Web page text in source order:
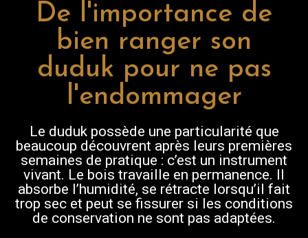
De l'importance de
bien ranger son
duduk pour ne pas
l'endommager
Le duduk possède une particularité que
beaucoup découvrent après leurs premières
semaines de pratique : c’est un instrument
vivant. Le bois travaille en permanence. Il
absorbe l’humidité, se rétracte lorsqu’il fait
trop sec et peut se fissurer si les conditions
de conservation ne sont pas adaptées.